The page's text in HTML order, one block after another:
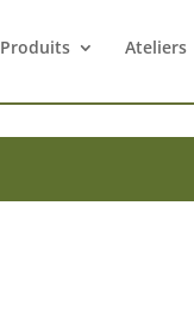
Produits Ateliers